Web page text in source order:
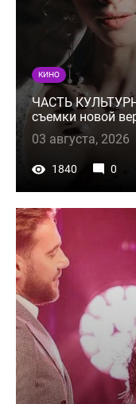
КИНО
ЧАСТЬ
съемки новой
03 августа, 2026
1840 0